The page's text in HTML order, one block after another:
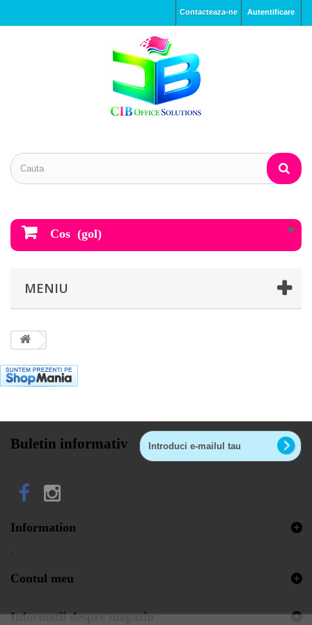
Autentificare
Contacteaza-ne
Cos (gol)
MENIU
Buletin informativ
Information
.
Contul meu
Informatii despre magazin